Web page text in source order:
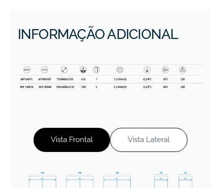
INFORMAÇÃO ADICIONAL
Vista Frontal Vista Lateral